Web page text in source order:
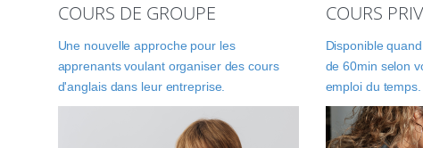
COURS DE GROUPE
Une nouvelle approche pour les
apprenants voulant organiser des cours
d'anglais dans leur entreprise.
COURS
Disponible
de 60min selon
emploi du